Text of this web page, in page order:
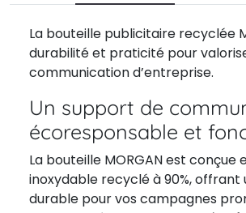
La bouteille publicitaire recyclée
durabilité et praticité pour
communication d’entreprise.
Un support de
écoresponsable et
La bouteille MORGAN est conçue
inoxydable recyclé à 90%, offrant
durable pour vos campagnes